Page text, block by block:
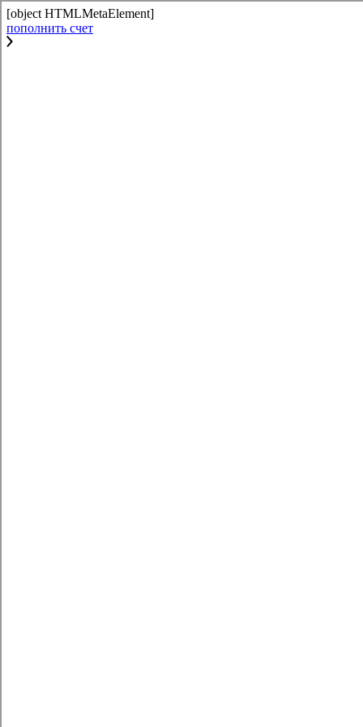
[object HTMLMetaElement]
пополнить счет